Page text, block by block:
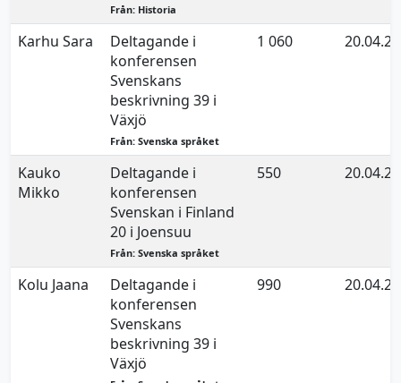
Från: Historia
Karhu Sara
Deltagande i
konferensen
Svenskans
beskrivning 39 i
Växjö
Från: Svenska språket
1 060
Kauko
Mikko
Deltagande i
konferensen
Svenskan i Finland
20 i Joensuu
Från: Svenska språket
550
Kolu Jaana
Deltagande i
konferensen
Svenskans
beskrivning 39 i
Växjö
990